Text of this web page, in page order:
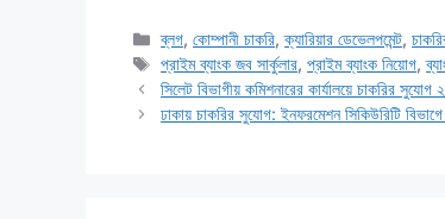
Categories
ব্লগ,কোম্পানী চাকরি,ক্যারিয়ার ডেভেলপমেন্ট,
Tags
প্রাইম ব্যাংক জব সার্কুলার,প্রাইম ব্যাংক নিয়োগ,
সিলেট বিভাগীয় কমিশনারের কার্যালয়ে চাকরির
ঢাকায় চাকরির সুযোগ: ইনফরমেশন সিকিউরিটি